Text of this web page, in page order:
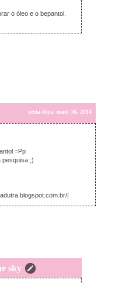
o óleo e o bepantol.
sexta-feira, maio 16, 2014
=Pp
pesquisa ;)
|
sky
sexta-feira, maio 16, 2014